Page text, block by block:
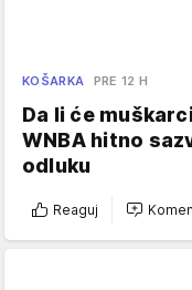
KOŠARKA PRE 12 H
Da li će
WNBA hitno
odluku
Reaguj